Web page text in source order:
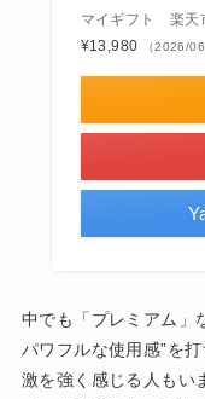
マイギフト 楽天
¥13,980
（2026/
中でも「プレミアム」
パワフルな使用感”を
激を強く感じる人もい